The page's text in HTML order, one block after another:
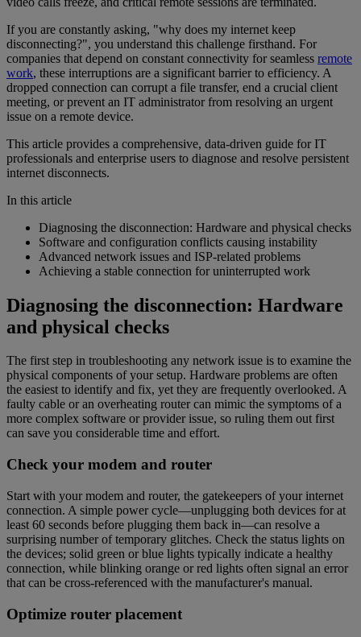
If you are constantly asking, "why does my internet keep
disconnecting?", you understand this challenge firsthand. For
companies that depend on constant connectivity for seamless remote
work, these interruptions are a significant barrier to efficiency. A
dropped connection can corrupt a file transfer, end a crucial client
meeting, or prevent an IT administrator from resolving an urgent
issue on a remote device.
This article provides a comprehensive, data-driven guide for IT
professionals and enterprise users to diagnose and resolve persistent
internet disconnects.
In this article
Diagnosing the disconnection: Hardware and physical checks
Software and configuration conflicts causing instability
Advanced network issues and ISP-related problems
Achieving a stable connection for uninterrupted work
Diagnosing the disconnection: Hardware
and physical checks
The first step in troubleshooting any network issue is to examine the
physical components of your setup. Hardware problems are often
the easiest to identify and fix, yet they are frequently overlooked. A
faulty cable or an overheating router can mimic the symptoms of a
more complex software or provider issue, so ruling them out first
can save you considerable time and effort.
Check your modem and router
Start with your modem and router, the gatekeepers of your internet
connection. A simple power cycle—unplugging both devices for at
least 60 seconds before plugging them back in—can resolve a
surprising number of temporary glitches. Check the status lights on
the devices; solid green or blue lights typically indicate a healthy
connection, while blinking orange or red lights often signal an error
that can be cross-referenced with the manufacturer's manual.
Optimize router placement